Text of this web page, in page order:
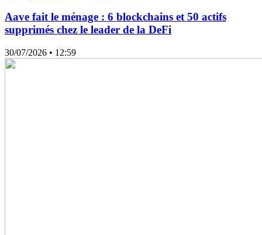
Aave fait le ménage : 6 blockchains et 50 actifs
supprimés chez le leader de la DeFi
30/07/2026 • 12:59